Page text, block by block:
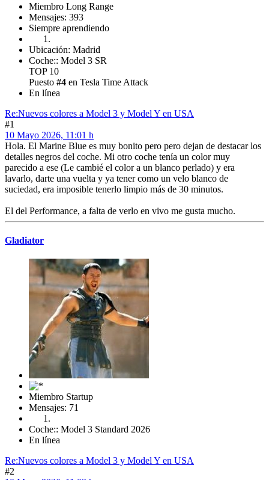
Miembro Long Range
Mensajes: 393
Siempre aprendiendo
Ubicación: Madrid
Coche:: Model 3 SR
TOP 10
Puesto #4 en Tesla Time Attack
En línea
Re:Nuevos colores a Model 3 y Model Y en USA
#1
10 Mayo 2026, 11:01 h
Hola. El Marine Blue es muy bonito pero pero dejan de destacar los
detalles negros del coche. Mi otro coche tenía un color muy
parecido a ese (Le cambié el color a un blanco perlado) y era
lavarlo, darte una vuelta y ya tener como un velo blanco de
suciedad, era imposible tenerlo limpio más de 30 minutos.
El del Performance, a falta de verlo en vivo me gusta mucho.
Gladiator
Miembro Startup
Mensajes: 71
Coche:: Model 3 Standard 2026
En línea
Re:Nuevos colores a Model 3 y Model Y en USA
#2